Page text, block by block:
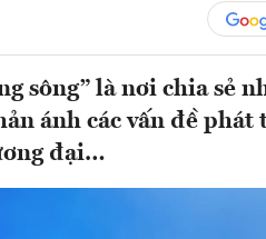
sông” là nơi chia sẻ
ánh các vấn đề
đại…